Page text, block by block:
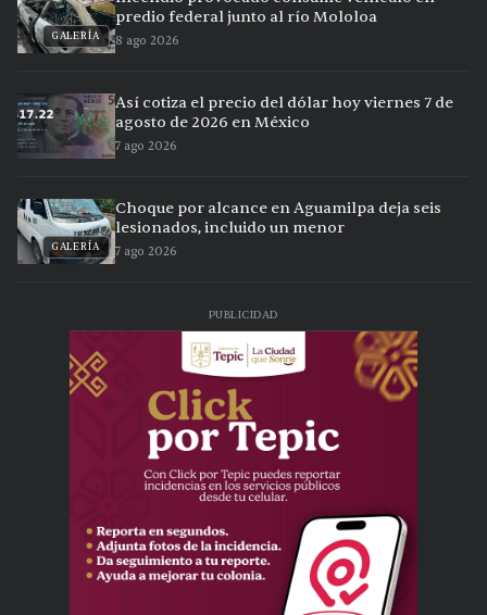
GALERÍA
predio federal junto al río Mololoa
8 ago 2026
Así cotiza el precio del dólar hoy viernes 7 de
agosto de 2026 en México
7 ago 2026
GALERÍA
Choque por alcance en Aguamilpa deja seis
lesionados, incluido un menor
7 ago 2026
PUBLICIDAD